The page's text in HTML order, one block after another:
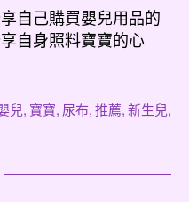
佈
日
期
自己購買嬰兒用品的
自身照料寶寶的心
兒, 寶寶, 尿布,推薦,新生兒,